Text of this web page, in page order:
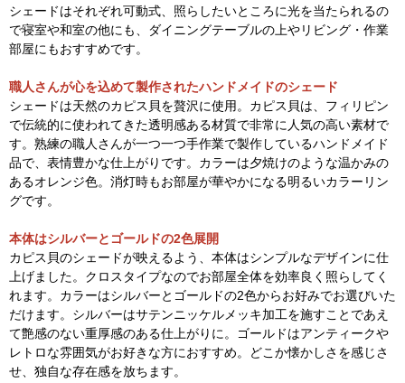
シェードはそれぞれ可動式、照らしたいところに光を当たられるの
で寝室や和室の他にも、ダイニングテーブルの上やリビング・作業
部屋にもおすすめです。
職人さんが心を込めて製作されたハンドメイドのシェード
シェードは天然のカピス貝を贅沢に使用。カピス貝は、フィリピン
で伝統的に使われてきた透明感ある材質で非常に人気の高い素材で
す。熟練の職人さんが一つ一つ手作業で製作しているハンドメイド
品で、表情豊かな仕上がりです。カラーは夕焼けのような温かみの
あるオレンジ色。消灯時もお部屋が華やかになる明るいカラーリン
グです。
本体はシルバーとゴールドの2色展開
カピス貝のシェードが映えるよう、本体はシンプルなデザインに仕
上げました。クロスタイプなのでお部屋全体を効率良く照らしてく
れます。カラーはシルバーとゴールドの2色からお好みでお選びいた
だけます。シルバーはサテンニッケルメッキ加工を施すことであえ
て艶感のない重厚感のある仕上がりに。ゴールドはアンティークや
レトロな雰囲気がお好きな方におすすめ。どこか懐かしさを感じさ
せ、独自な存在感を放ちます。